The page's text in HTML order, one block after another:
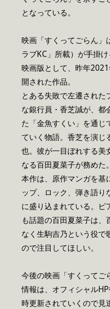
となっている。
映画「すくってごらん」
ラブKC」所載）が手掛
映画版として、昨年
開された作品。
とある失敗で左遷され
な銀行員・香芝誠が、都
た「金魚すくい」を通じ
ていく物語。香芝を演じ
也。彼が一目ぼれする美
なる百田夏菜子が務めた。
本作は、原作マンガを基
ップ、ロック、弾き語り
に盛り込まれている。ピ
も話題の百田夏菜子は
なく生駒吉乃という役で
ので注目してほしい。
今後の映画「すくって
情報は、オフィシャル
時更新されていくので見